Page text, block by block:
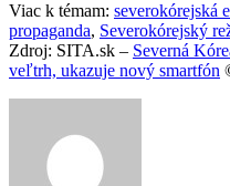
Viac k témam: severokórejská
propaganda, Severokórejský
Zdroj: SITA.sk – Severná
veľtrh, ukazuje nový smartfón